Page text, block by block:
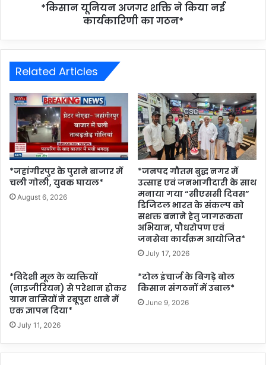
*किसान यूनियन अजगर शक्ति ने किया नई
कार्यकारिणी का गठन*
Related Articles
*जहांगीरपुर के पुराने बाजार में
चली गोली, युवक घायल*
August 6, 2026
*जनपद गौतम बुद्ध नगर में
उत्साह एवं जनभागीदारी के साथ
मनाया गया “सीएससी दिवस”
डिजिटल भारत के संकल्प को
सशक्त बनाने हेतु जागरूकता
अभियान, पौधरोपण एवं
जनसेवा कार्यक्रम आयोजित*
July 17, 2026
*विदेशी मूल के व्यक्तियों
(नाइजीरियन) से परेशान होकर
ग्राम वासियों ने रबूपुरा थाने में
एक ज्ञापन दिया*
July 11, 2026
*टोल इंचार्ज के बिगड़े बोल
किसान संगठनों में उबाल*
June 9, 2026